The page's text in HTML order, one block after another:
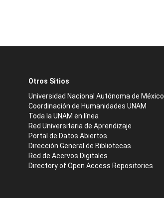
Otros Sitios
Universidad Nacional Autónoma de México
Coordinación de Humanidades UNAM
Toda la UNAM en línea
Red Universitaria de Aprendizaje
Portal de Datos Abiertos
Dirección General de Bibliotecas
Red de Acervos Digitales
Directory of Open Access Repositories